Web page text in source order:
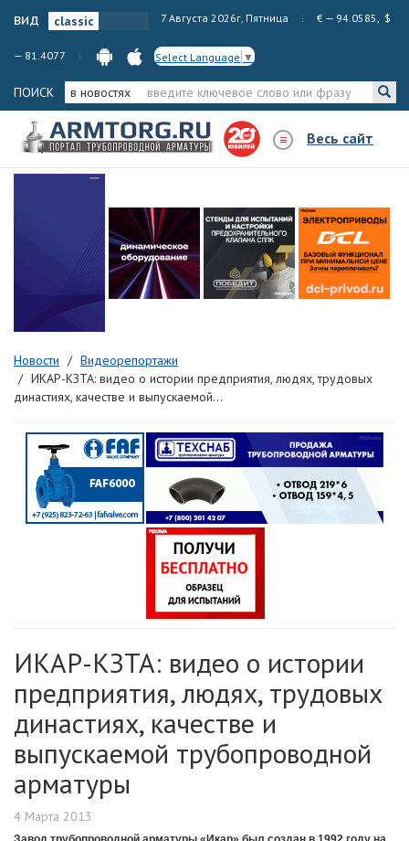
вид 7 Августа 2026г, Пятница € — 94.0585, $
— 81.4077 Select Language ▼
ПОИСК в новостях
Весь сайт
Новости
Видеорепортажи
ИКАР-КЗТА: видео о истории предприятия, людях, трудовых
династиях, качестве и выпускаемой...
ИКАР-КЗТА: видео о истории
предприятия, людях, трудовых
династиях, качестве и
выпускаемой трубопроводной
арматуры
4 Марта 2013